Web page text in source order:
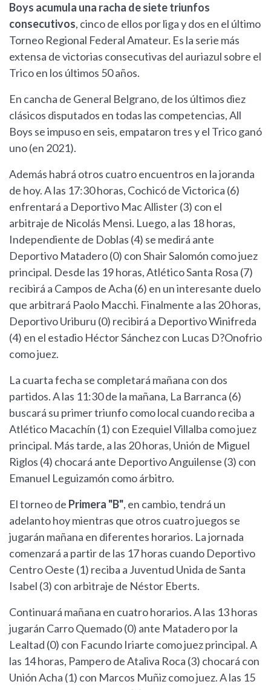
Boys acumula una racha de siete triunfos
consecutivos, cinco de ellos por liga y dos en el último
Torneo Regional Federal Amateur. Es la serie más
extensa de victorias consecutivas del auriazul sobre el
Trico en los últimos 50 años.
En cancha de General Belgrano, de los últimos diez
clásicos disputados en todas las competencias, All
Boys se impuso en seis, empataron tres y el Trico ganó
uno (en 2021).
Además habrá otros cuatro encuentros en la joranda
de hoy. A las 17:30 horas, Cochicó de Victorica (6)
enfrentará a Deportivo Mac Allister (3) con el
arbitraje de Nicolás Mensi. Luego, a las 18 horas,
Independiente de Doblas (4) se medirá ante
Deportivo Matadero (0) con Shair Salomón como juez
principal. Desde las 19 horas, Atlético Santa Rosa (7)
recibirá a Campos de Acha (6) en un interesante duelo
que arbitrará Paolo Macchi. Finalmente a las 20 horas,
Deportivo Uriburu (0) recibirá a Deportivo Winifreda
(4) en el estadio Héctor Sánchez con Lucas D?Onofrio
como juez.
La cuarta fecha se completará mañana con dos
partidos. A las 11:30 de la mañana, La Barranca (6)
buscará su primer triunfo como local cuando reciba a
Atlético Macachín (1) con Ezequiel Villalba como juez
principal. Más tarde, a las 20 horas, Unión de Miguel
Riglos (4) chocará ante Deportivo Anguilense (3) con
Emanuel Leguizamón como árbitro.
El torneo de Primera "B", en cambio, tendrá un
adelanto hoy mientras que otros cuatro juegos se
jugarán mañana en diferentes horarios. La jornada
comenzará a partir de las 17 horas cuando Deportivo
Centro Oeste (1) reciba a Juventud Unida de Santa
Isabel (3) con arbitraje de Néstor Eberts.
Continuará mañana en cuatro horarios. A las 13 horas
jugarán Carro Quemado (0) ante Matadero por la
Lealtad (0) con Facundo Iriarte como juez principal. A
las 14 horas, Pampero de Ataliva Roca (3) chocará con
Unión Acha (1) con Marcos Muñiz como juez. A las 15